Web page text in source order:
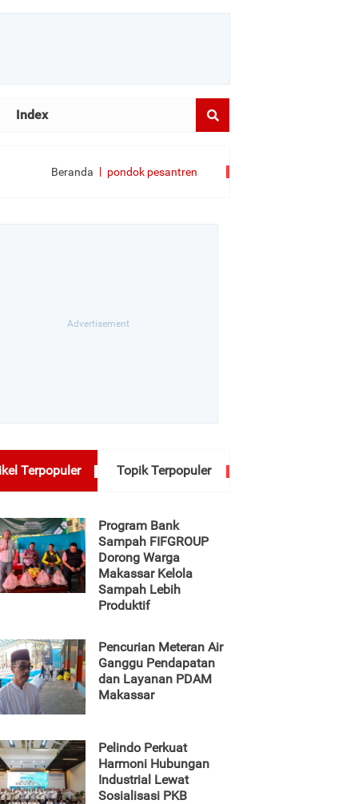
Index
Beranda pondok pesantren
Terpopuler Topik Terpopuler
Program Bank
Sampah FIFGROUP
Dorong Warga
Makassar Kelola
Sampah Lebih
Produktif
Pencurian Meteran Air
Ganggu Pendapatan
dan Layanan PDAM
Makassar
Pelindo Perkuat
Harmoni Hubungan
Industrial Lewat
Sosialisasi PKB